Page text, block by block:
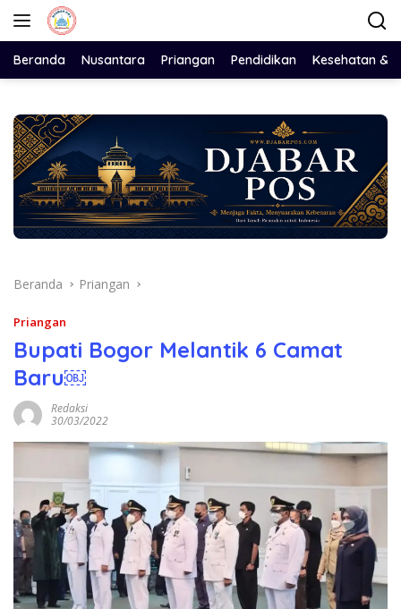
Langsung
Beranda Nusantara Priangan Pendidikan Kesehatan &
Beranda Priangan
Priangan
Bupati Bogor Melantik 6 Camat
Baru￼
Redaksi
30/03/2022